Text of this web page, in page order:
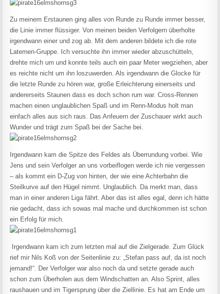
Zu meinem Erstaunen ging alles von Runde zu Runde immer besser,
die Linie immer flüssiger. Von meinen beiden Verfolgern überholte
irgendwann einer und zog ab. Mit dem anderen bildete ich die rote
Laternen-Gruppe. Ich versuchte ihn immer wieder abzuschütteln,
drehte mich um und konnte teils auch ein paar Meter wegziehen, aber
es reichte nicht um ihn loszuwerden. Als irgendwann die Glocke für
die letzte Runde zu hören war, große Erleichterung einerseits und
andererseits Staunen dass es doch schon rum war. Cross-Rennen
machen einen unglaublichen Spaß und im Renn-Modus holt man
einfach alles aus sich raus. Das Anfeuern der Zuschauer wirkt auch
Wunder und trägt zum Spaß bei der Sache bei.
Irgendwann kam die Spitze des Feldes als Überrundung vorbei. Wie
Jens und sein Verfolger an uns vorbeiflogen werde ich nie vergessen
– als kommt ein D-Zug von hinten, der wie eine Achterbahn die
Steilkurve auf den Hügel nimmt. Unglaublich. Da merkt man, dass
man in einer anderen Liga fährt. Aber das ist alles egal, denn ich hätte
nie gedacht, dass ich sowas mal mache und durchkommen ist schon
ein Erfolg für mich.
Irgendwann kam ich zum letzten mal auf die Zielgerade. Zum Glück
rief mir Nils Koß von der Seitenlinie zu: „Stefan pass auf, da ist noch
jemand!“. Der Verfolger war also noch da und setzte gerade auch
schon zum Überholen aus dem Windschatten an. Also Sprint, alles
raushauen und im Tigersprung über die Ziellinie. Es hat am Ende um